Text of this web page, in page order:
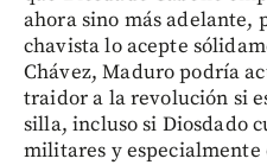
ahora sino más adelante,
chavista lo acepte
Chávez, Maduro podría
traidor a la revolución si
silla, incluso si Diosdado
militares y especialmente